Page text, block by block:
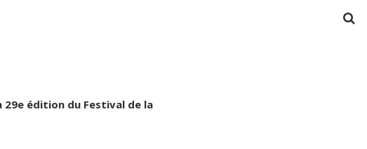
édition du Festival de la